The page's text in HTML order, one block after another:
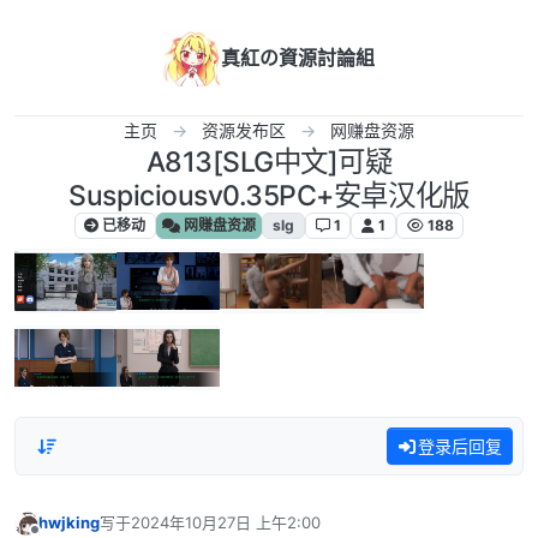
真紅の資源討論組
主页 资源发布区 网赚盘资源
A813[SLG中文]可疑
Suspiciousv0.35PC+安卓汉化版
已移动 网赚盘资源 slg 1 1 188
登录后回复
hwjking写于2024年10月27日 上午2:00
最后由 编辑